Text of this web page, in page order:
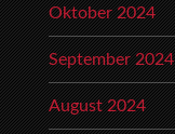
Oktober 2024
September 2024
August 2024